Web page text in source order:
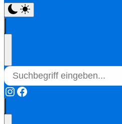
Instagram
Facebook